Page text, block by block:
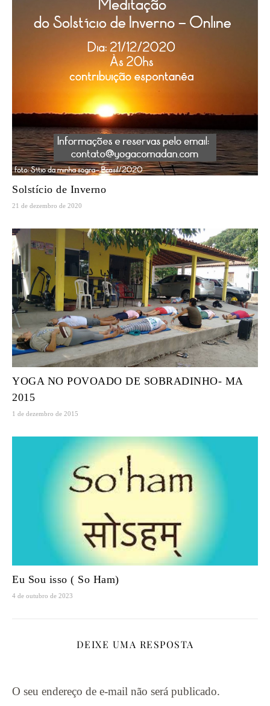
Solstício de Inverno
21 de dezembro de 2020
YOGA NO POVOADO DE SOBRADINHO- MA
2015
1 de dezembro de 2015
Eu Sou isso ( So Ham)
4 de outubro de 2023
DEIXE UMA RESPOSTA
O seu endereço de e-mail não será publicado.